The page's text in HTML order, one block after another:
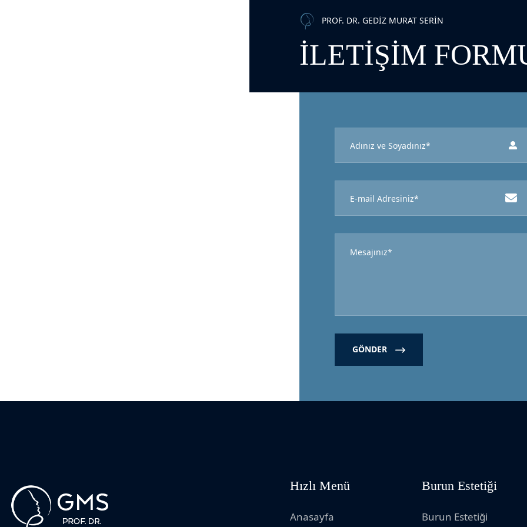
PROF. DR. GEDIZ MURAT SERIN
İLETIŞIM
GÖNDER
Hızlı Menü
Anasayfa
Burun Estetiği
Burun Estetiği